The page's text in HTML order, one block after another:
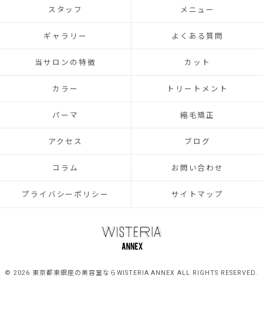
スタッフ メニュー
ギャラリー よくある質問
当サロンの特徴 カット
カラー トリートメント
パーマ 縮毛矯正
アクセス ブログ
コラム お問い合わせ
プライバシーポリシー サイトマップ
© 2026 東京都東銀座の美容室ならWISTERIA ANNEX ALL RIGHTS RESERVED.